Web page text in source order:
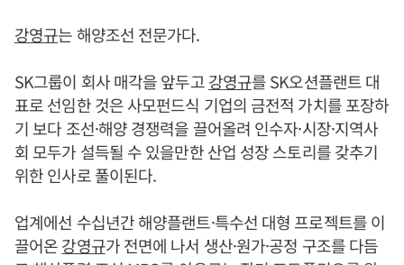
강영규는 해양조선 전문가다.
SK그룹이 회사 매각을 앞두고강영규를 SK오션플랜트 대
표로 선임한 것은 사모펀드식 기업의 금전적 가치를 포장하
기 보다 조선·해양 경쟁력을 끌어올려 인수자·시장·지역사
회 모두가 설득될 수 있을만한 산업 성장 스토리를 갖추기
위한 인사로 풀이된다.
업계에선 수십년간 해양플랜트·특수선 대형 프로젝트를 이
끌어온강영규가 전면에 나서 생산·원가·공정 구조를 다듬